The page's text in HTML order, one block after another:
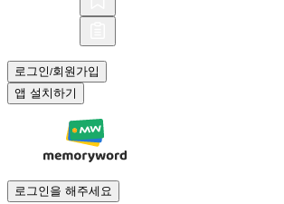
로그인/회원가입
앱 설치하기
로그인을 해주세요